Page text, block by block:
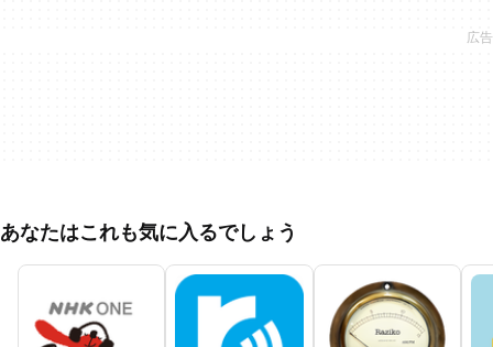
あなたはこれも気に入るでしょう